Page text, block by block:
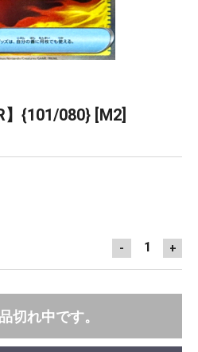
】{101/080} [M2]
- 1 +
切れ中です。